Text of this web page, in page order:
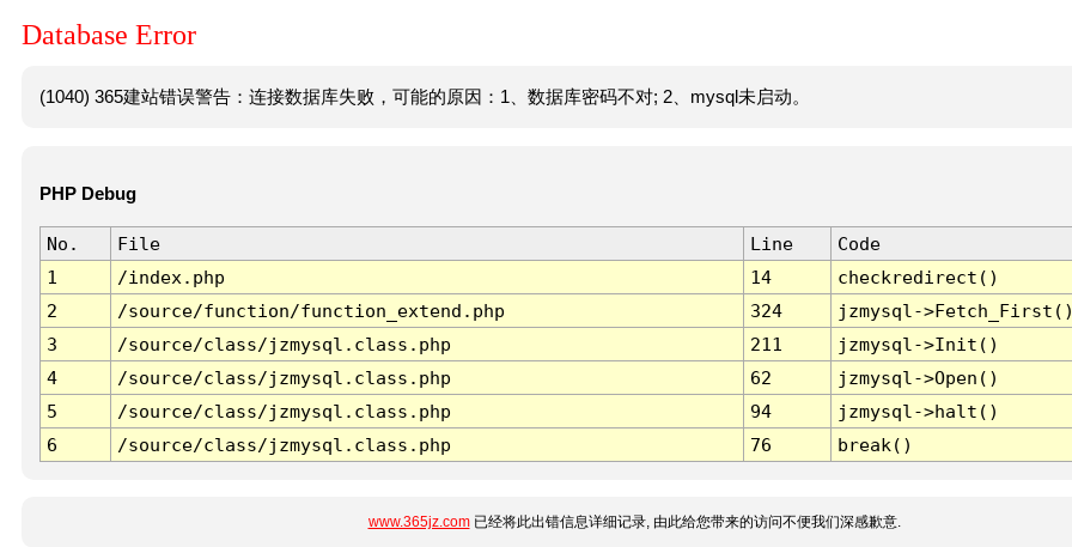
Database Error
(1040) 365建站错误警告：连接数据库失败，可能的原因：1、数据库密码不对; 2、mysql未启动。
PHP Debug
No. File Line
Code
1
/index.php 14
checkredirect()
2
/source/function/function_extend.php 324
jzmysql-
3
/source/class/jzmysql.class.php 211
jzmysql->Init()
4
/source/class/jzmysql.class.php 62
jzmysql->Open()
5
/source/class/jzmysql.class.php 94
jzmysql->halt()
6
/source/class/jzmysql.class.php 76 break()
www.365jz.com已经将此出错信息详细记录, 由此给您带来的访问不便我们深感歉意.